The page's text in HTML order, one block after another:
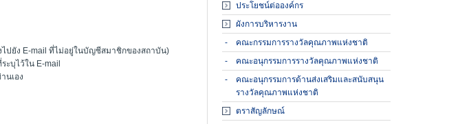
ปยัง E-mail ที่ไม่อยู่ในบัญชีสมาชิกของสถาบัน)
ะบุไว้ใน E-mail
นเอง
ประโยชน์ต่อองค์กร
ผังการบริหารงาน
คณะกรรมการรางวัลคุณภาพแห่งชาติ
คณะอนุกรรมการรางวัลคุณภาพแห่งชาติ
คณะอนุกรรมการด้านส่งเสริมและสนับสนุน
รางวัลคุณภาพแห่งชาติ
ตราสัญลักษณ์
SERVICES
รางวัลคุณภาพแห่งชาติ
เกณฑ์รางวัล
องค์กรที่ได้รับรางวัล